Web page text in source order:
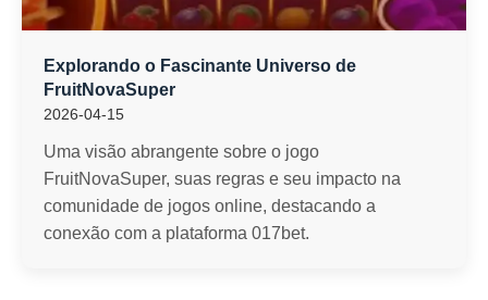
Explorando o Fascinante Universo de
FruitNovaSuper
2026-04-15
Uma visão abrangente sobre o jogo
FruitNovaSuper, suas regras e seu impacto na
comunidade de jogos online, destacando a
conexão com a plataforma 017bet.